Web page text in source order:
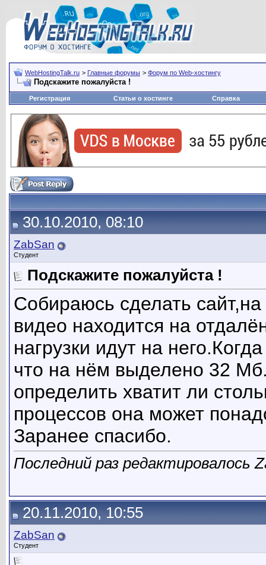
WebHostingTalk.ru > Главные форумы > Форум по Web-хостингу
Подскажите пожалуйста !
Регистрация Статьи о хостинге Справка
30.10.2010, 08:10
ZabSan
Студент
Подскажите пожалуйста !
Собираюсь сделать
видео находится на
нагрузки идут на
что на нём выделено 32
определить хватит ли
процессов она может
Заранее спасибо.
Последний раз редактировалось
20.11.2010, 10:55
ZabSan
Студент